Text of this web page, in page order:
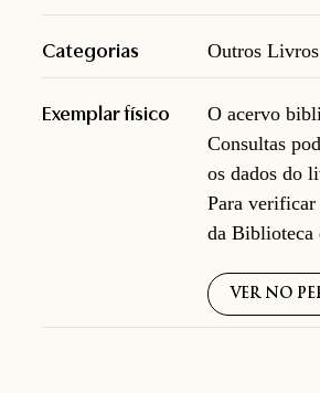
Categorias Outros Livros
Exemplar físico
O acervo
Consultas
os dados do
Para verificar
da Biblioteca
VER NO